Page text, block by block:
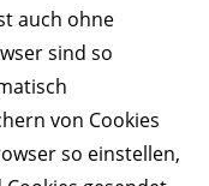
auch ohne
sind so
von Cookies
so einstellen,